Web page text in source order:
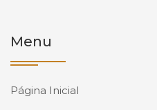
Menu
Página Inicial